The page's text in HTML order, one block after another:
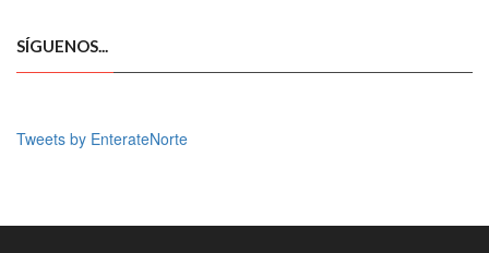
SÍGUENOS...
Tweets by EnterateNorte